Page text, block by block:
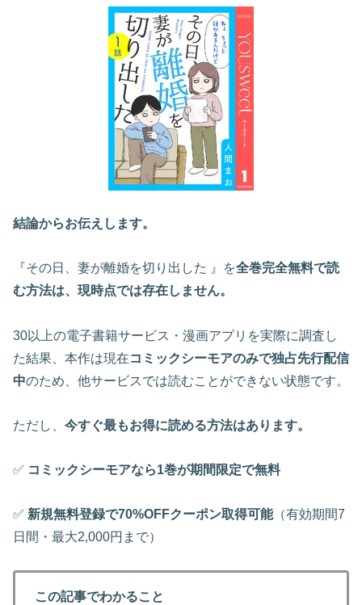
結論からお伝えします。
『その日、妻が離婚を切り出した 』を全巻完全無料で読
む方法は、現時点では存在しません。
30以上の電子書籍サービス・漫画アプリを実際に調査し
た結果、本作は現在コミックシーモアのみで独占先行配信
中のため、他サービスでは読むことができない状態です。
ただし、 今すぐ最もお得に読める方法はあります。
✅ コミックシーモアなら1巻が期間限定で無料
✅ 新規無料登録で70%OFFクーポン取得可能（有効期間7
日間・最大2,000円まで）
この記事でわかること